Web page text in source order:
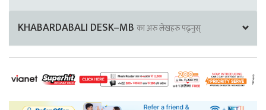
KHABARDABALI DESK–MB का अरु लेखहरु पढ्नुस्